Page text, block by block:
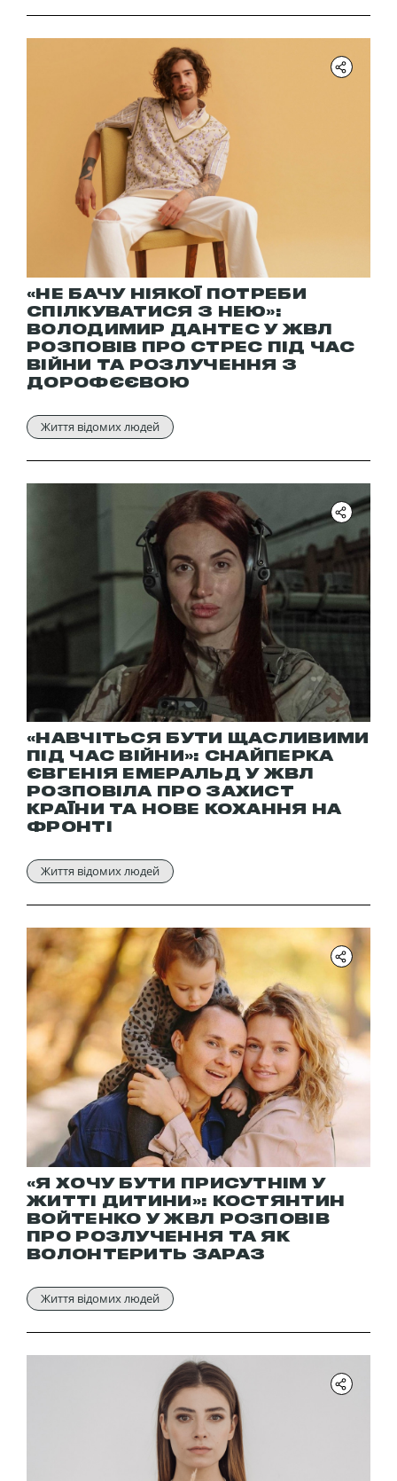
«НЕ БАЧУ НІЯКОЇ ПОТРЕБИ
СПІЛКУВАТИСЯ З НЕЮ»:
ВОЛОДИМИР ДАНТЕС У ЖВЛ
РОЗПОВІВ ПРО СТРЕС ПІД ЧАС
ВІЙНИ ТА РОЗЛУЧЕННЯ З
ДОРОФЄЄВОЮ
Життя відомих людей
«НАВЧІТЬСЯ БУТИ ЩАСЛИВИМИ
ПІД ЧАС ВІЙНИ»: СНАЙПЕРКА
ЄВГЕНІЯ ЕМЕРАЛЬД У ЖВЛ
РОЗПОВІЛА ПРО ЗАХИСТ
КРАЇНИ ТА НОВЕ КОХАННЯ НА
ФРОНТІ
Життя відомих людей
«Я ХОЧУ БУТИ ПРИСУТНІМ У
ЖИТТІ ДИТИНИ»: КОСТЯНТИН
ВОЙТЕНКО У ЖВЛ РОЗПОВІВ
ПРО РОЗЛУЧЕННЯ ТА ЯК
ВОЛОНТЕРИТЬ ЗАРАЗ
Життя відомих людей